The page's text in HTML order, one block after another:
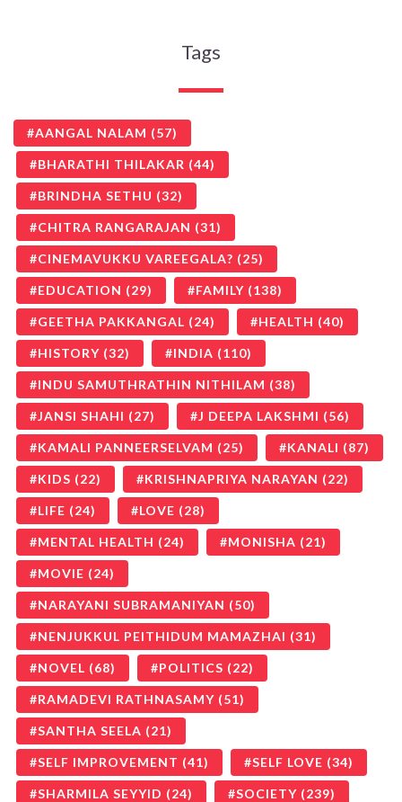
Tags
AANGAL NALAM (57)
BHARATHI THILAKAR (44)
BRINDHA SETHU (32)
CHITRA RANGARAJAN (31)
CINEMAVUKKU VAREEGALA? (25)
EDUCATION (29) FAMILY (138)
GEETHA PAKKANGAL (24) HEALTH (40)
HISTORY (32) INDIA (110)
INDU SAMUTHRATHIN NITHILAM (38)
JANSI SHAHI (27) J DEEPA LAKSHMI (56)
KAMALI PANNEERSELVAM (25) KANALI (87)
KIDS (22) KRISHNAPRIYA NARAYAN (22)
LIFE (24) LOVE (28)
MENTAL HEALTH (24) MONISHA (21)
MOVIE (24)
NARAYANI SUBRAMANIYAN (50)
NENJUKKUL PEITHIDUM MAMAZHAI (31)
NOVEL (68) POLITICS (22)
RAMADEVI RATHNASAMY (51)
SANTHA SEELA (21)
SELF IMPROVEMENT (41) SELF LOVE (34)
SHARMILA SEYYID (24) SOCIETY (239)